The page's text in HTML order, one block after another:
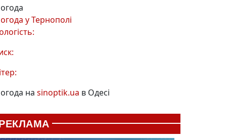
уТернополі
на sinoptik.ua в Одесі